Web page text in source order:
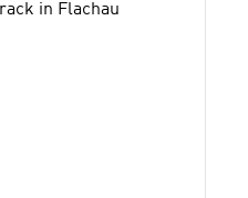
in Flachau